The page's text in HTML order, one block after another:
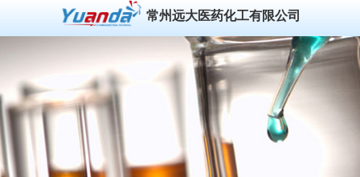
常州远大医药化工有限公司